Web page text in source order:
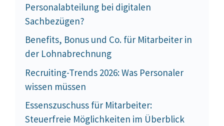
Personalabteilung bei digitalen
Sachbezügen?
Benefits, Bonus und Co. für Mitarbeiter in
der Lohnabrechnung
Recruiting-Trends 2026: Was Personaler
wissen müssen
Essenszuschuss für Mitarbeiter:
Steuerfreie Möglichkeiten im Überblick